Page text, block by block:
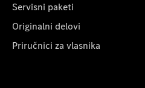
Servisni paketi
Originalni delovi
Priručnici za vlasnika